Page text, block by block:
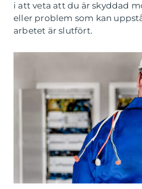
i att veta att du är skyddad
eller problem som kan
arbetet är slutfört.